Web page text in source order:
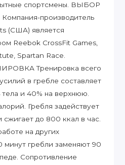
спортсмены. ВЫБОР
производитель
(США) является
Reebok CrossFit Games,
Spartan Race.
Тренировка всего
в гребле составляет
и 40% на верхнюю.
Гребля задействует
до 800 ккал в час.
на других
минут гребли заменяют 90
Сопротивление